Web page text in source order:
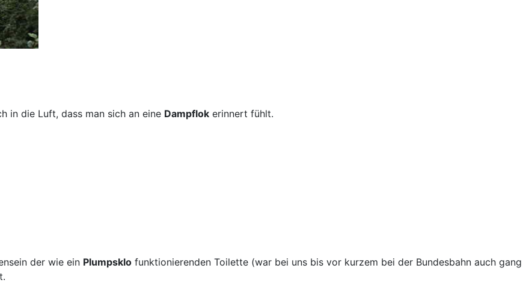
in die Luft, dass man sich an eine Dampflok erinnert fühlt.
der wie ein Plumpsklo funktionierenden Toilette (war bei uns bis vor kurzem bei der Bundesbahn auch gang